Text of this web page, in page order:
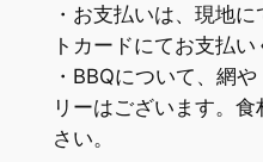
・お支払いは、現地
トカードにてお支払い
・BBQについて、網
リーはございます。
さい。